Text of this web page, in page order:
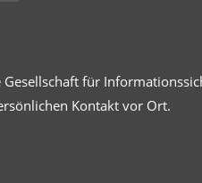
für
Kontakt vor Ort.